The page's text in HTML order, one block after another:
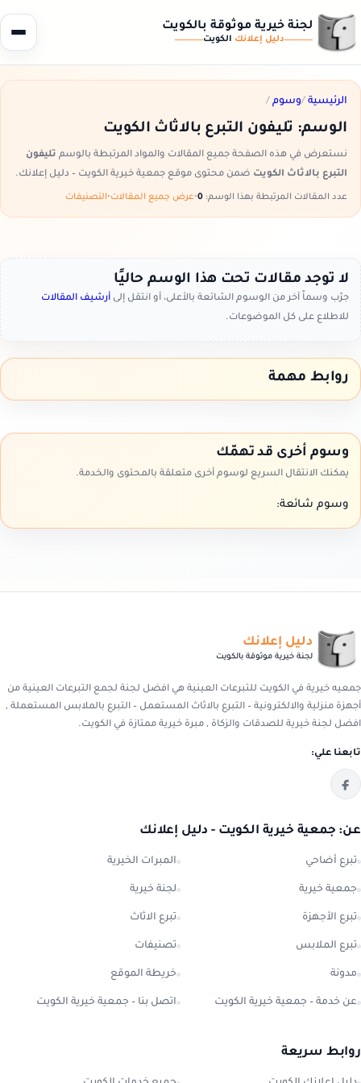
لجنة خيرية موثوقة بالكويت
دليل إعلانك الكويت
الرئيسية /وسوم /
الوسم: تليفون التبرع بالاثاث الكويت
نستعرض في هذه الصفحة جميع المقالات والمواد المرتبطة بالوسم تليفون
التبرع بالاثاث الكويت ضمن محتوى موقع جمعية خيرية الكويت – دليل إعلانك.
عدد المقالات المرتبطة بهذا الوسم: •عرض جميع المقالات•التصنيفات
لا توجد مقالات تحت هذا الوسم حاليًا
جرّب وسماً آخر من الوسوم الشائعة بالأعلى، أو انتقل إلى أرشيف المقالات
للاطلاع على كل الموضوعات.
روابط مهمة
وسوم أخرى قد تهمّك
يمكنك الانتقال السريع لوسوم أخرى متعلقة بالمحتوى والخدمة.
وسوم شائعة:
دليل إعلانك
لجنة خيرية موثوقة بالكويت
جمعيه خيرية في الكويت للتبرعات العينية هي افضل لجنة لجمع التبرعات العينية من
أجهزة منزلية والالكترونية – التبرع بالاثاث المستعمل – التبرع بالملابس المستعملة ,
افضل لجنة خيرية للصدقات والزكاة , مبرة خيرية ممتازة في الكويت.
تابعنا علي:
عن: جمعية خيرية الكويت - دليل إعلانك
تبرع أضاحي المبرات الخيرية
جمعية خيرية لجنة خيرية
تبرع الأجهزة تبرع الاثاث
تبرع الملابس تصنيفات
مدونة خريطة الموقع
عن خدمة – جمعية خيرية الكويت اتصل بنا – جمعية خيرية الكويت
روابط سريعة